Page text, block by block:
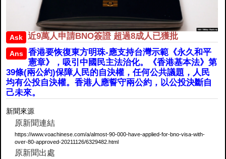
Ask 近9萬人申請BNO簽證 超過8成人已獲批
Ans
香港要恢復東方明珠-應支持台灣示範《永久和平
憲章》，吸引中國民主法治化。《香港基本法》第
39條(兩公約)保障人民的自決權，任何公共議題，人民
均有公投自決權。香港人應誓守兩公約，以公投決斷自
己未來。
新聞來源
原新聞連結
https://www.voachinese.com/a/almost-90-000-have-applied-for-bno-visa-with-
over-80-approved-20211126/6329482.html
原新聞出處